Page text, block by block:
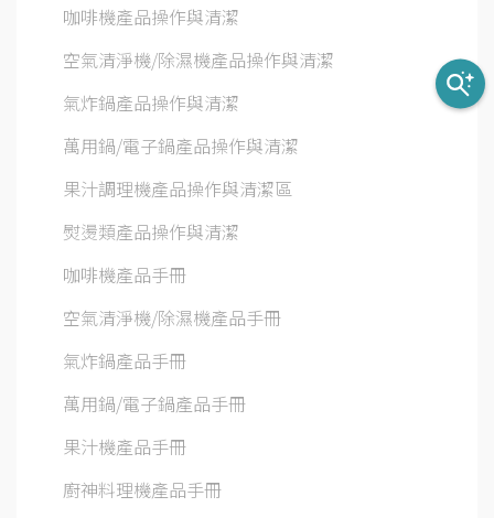
咖啡機產品操作與清潔
空氣清淨機/除濕機產品操作與清潔
氣炸鍋產品操作與清潔
萬用鍋/電子鍋產品操作與清潔
果汁調理機產品操作與清潔區
熨燙類產品操作與清潔
咖啡機產品手冊
空氣清淨機/除濕機產品手冊
氣炸鍋產品手冊
萬用鍋/電子鍋產品手冊
果汁機產品手冊
廚神料理機產品手冊